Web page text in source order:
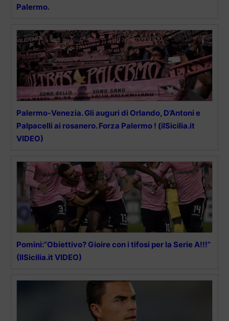
Palermo.
Palermo-Venezia. Gli auguri di Orlando, D’Antoni e
Palpacelli ai rosanero. Forza Palermo ! (ilSicilia.it
VIDEO)
Pomini:”Obiettivo? Gioire con i tifosi per la Serie A!!!”
(IlSicilia.it VIDEO)